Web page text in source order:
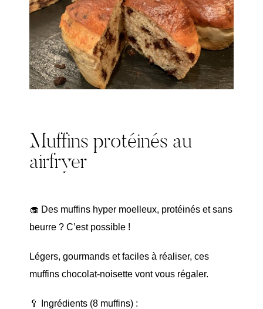
Muffins protéinés au
airfryer
🧁 Des muffins hyper moelleux, protéinés et sans
beurre ? C’est possible !
Légers, gourmands et faciles à réaliser, ces
muffins chocolat-noisette vont vous régaler.
🥄 Ingrédients (8 muffins) :